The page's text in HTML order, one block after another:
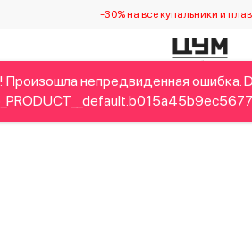
-30% на все купальники и
Home&Gifts Украинские
Произошла непредвиденная ошибка.